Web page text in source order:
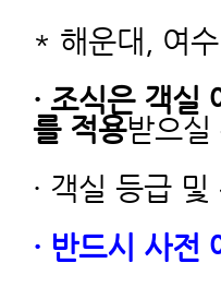
* 해운대, 여
· 조식은 객실
를 적용받으실
· 객실 등급
· 반드시 사전